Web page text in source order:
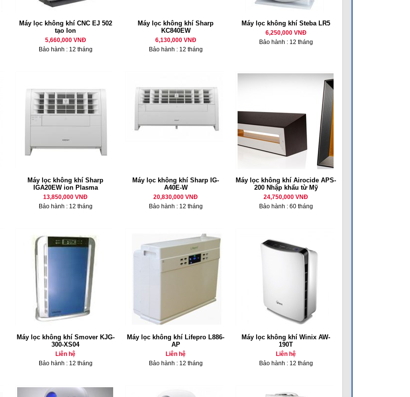
Máy lọc không khí CNC EJ 502
tạo Ion
5,660,000 VNĐ
Bảo hành : 12 tháng
Máy lọc không khí Sharp
KC840EW
6,130,000 VNĐ
Bảo hành : 12 tháng
Máy lọc không khí Steba LR5
6,250,000 VNĐ
Bảo hành : 12 tháng
Máy lọc không khí Sharp
IGA20EW ion Plasma
13,850,000 VNĐ
Bảo hành : 12 tháng
Máy lọc không khí Sharp IG-
A40E-W
20,830,000 VNĐ
Bảo hành : 12 tháng
Máy lọc không khí Airocide APS-
200 Nhập khẩu từ Mỹ
24,750,000 VNĐ
Bảo hành : 60 tháng
Máy lọc không khí Smover KJG-
300-XS04
Liên hệ
Bảo hành : 12 tháng
Máy lọc không khí Lifepro L886-
AP
Liên hệ
Bảo hành : 12 tháng
Máy lọc không khí Winix AW-
190T
Liên hệ
Bảo hành : 12 tháng